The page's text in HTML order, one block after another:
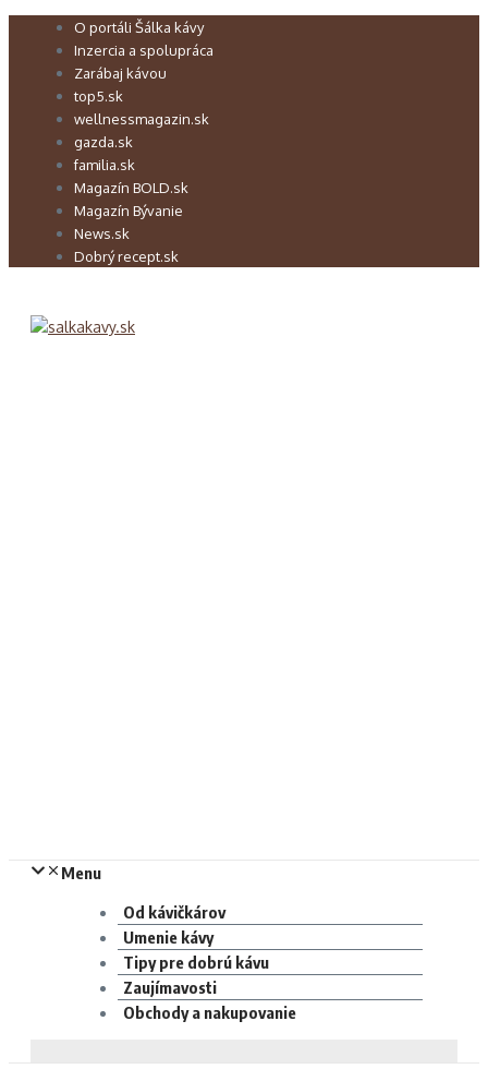
Preskočiť O portáli Šálka kávy
Inzercia a spolupráca
Zarábaj kávou
top5.sk
wellnessmagazin.sk
gazda.sk
familia.sk
Magazín BOLD.sk
Magazín Bývanie
News.sk
Dobrý recept.sk
Menu
Od kávičkárov
Umenie kávy
Tipy pre dobrú kávu
Zaujímavosti
Obchody a nakupovanie